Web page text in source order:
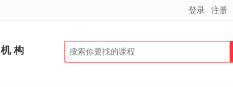
机 构
登录 注册